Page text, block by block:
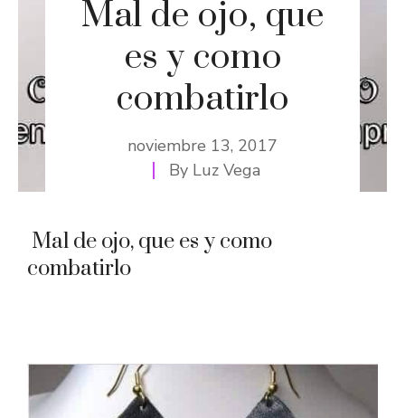
Mal de ojo, que
es y como
combatirlo
noviembre 13, 2017
By Luz Vega
Mal de ojo, que es y como
combatirlo